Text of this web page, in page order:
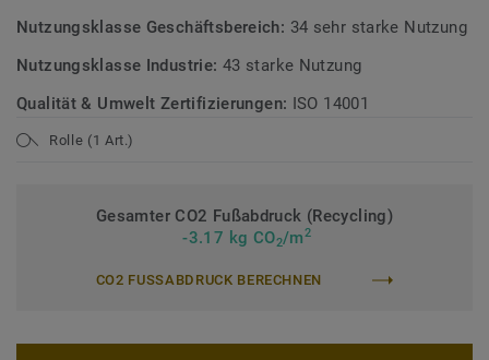
Nutzungsklasse Geschäftsbereich: 34 sehr starke Nutzung
Nutzungsklasse Industrie: 43 starke Nutzung
Qualität & Umwelt Zertifizierungen: ISO 14001
Rolle (1 Art.)
Gesamter CO2 Fußabdruck (Recycling)
-3.17 kg CO2/m2
CO2 FUSSABDRUCK BERECHNEN